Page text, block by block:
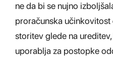
ne da bi se nujno
proračunska
storitev glede na
uporablja za postopke